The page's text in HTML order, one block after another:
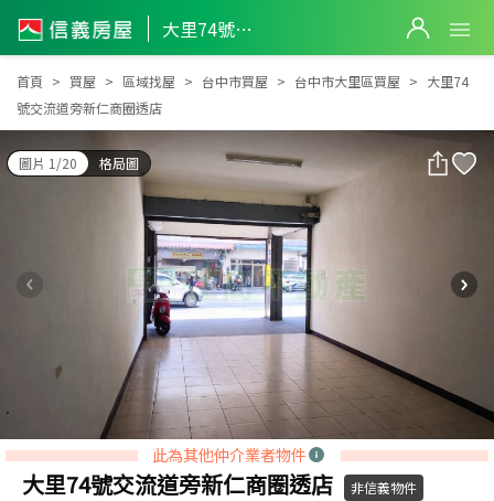
大里74號交流道旁新仁商圈透店
大里74號交流道旁新仁商圈透店
首頁 買屋 區域找屋 台中市買屋 台中市大里區買屋
大里74
號交流道旁新仁商圈透店
圖片 1/20 格局圖
此為其他仲介業者物件
大里74號交流道旁新仁商圈透店 非信義物件